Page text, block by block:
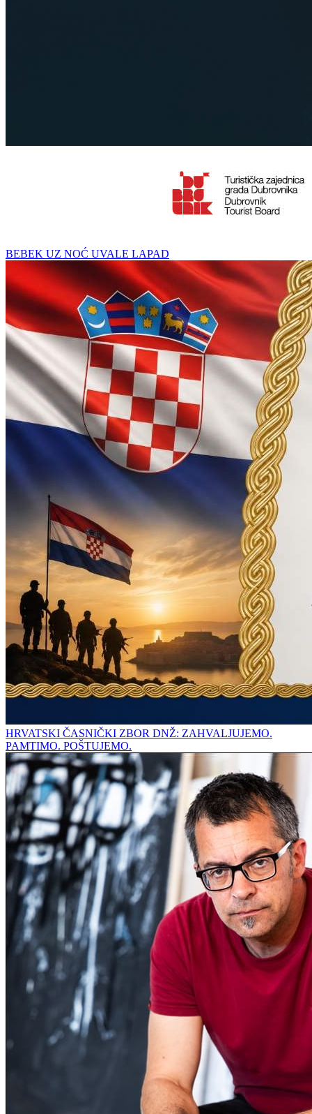
BEBEK UZ NOĆ UVALE LAPAD
HRVATSKI ČASNIČKI ZBOR DNŽ: ZAHVALJUJEMO.
PAMTIMO. POŠTUJEMO.